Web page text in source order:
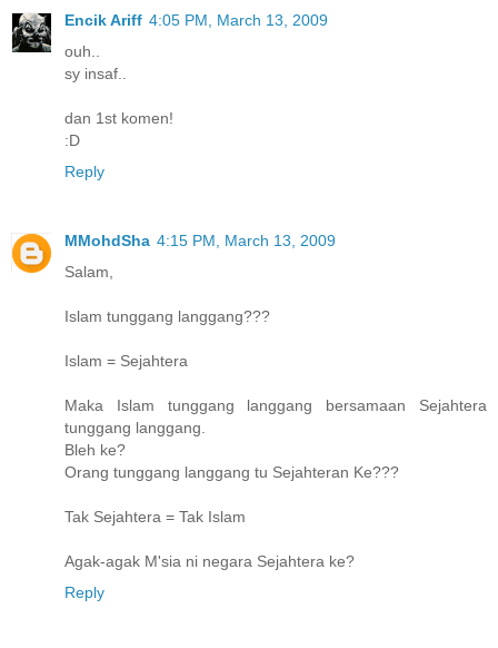
Encik Ariff 4:05 PM, March 13, 2009
ouh..
sy insaf..
dan 1st komen!
:D
Reply
MMohdSha 4:15 PM, March 13, 2009
Salam,
Islam tunggang langgang???
Islam = Sejahtera
Maka Islam tunggang langgang bersamaan Sejahtera
tunggang langgang.
Bleh ke?
Orang tunggang langgang tu Sejahteran Ke???
Tak Sejahtera = Tak Islam
Agak-agak M'sia ni negara Sejahtera ke?
Reply